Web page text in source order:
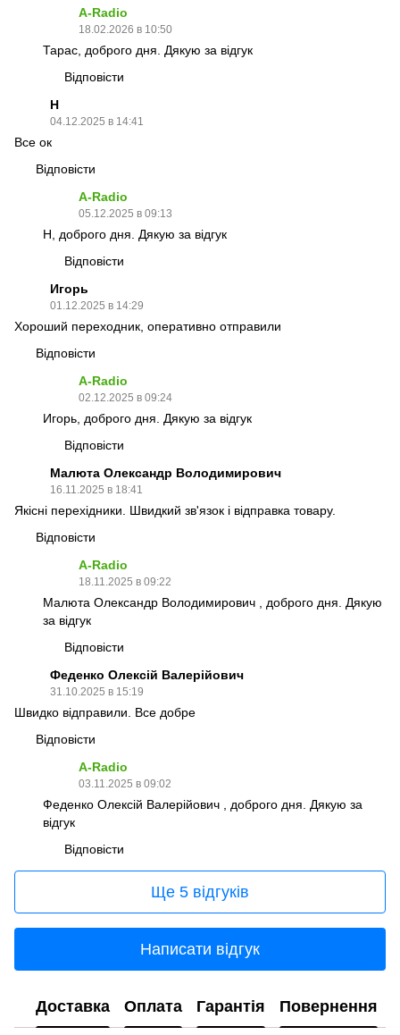
A-Radio
18.02.2026 в 10:50
Тарас, доброго дня. Дякую за відгук
Відповісти
H
04.12.2025 в 14:41
Все ок
Відповісти
A-Radio
05.12.2025 в 09:13
H, доброго дня. Дякую за відгук
Відповісти
Игорь
01.12.2025 в 14:29
Хороший переходник, оперативно отправили
Відповісти
A-Radio
02.12.2025 в 09:24
Игорь, доброго дня. Дякую за відгук
Відповісти
Малюта Олександр Володимирович
16.11.2025 в 18:41
Якісні перехідники. Швидкий зв'язок і відправка товару.
Відповісти
A-Radio
18.11.2025 в 09:22
Малюта Олександр Володимирович , доброго дня. Дякую
за відгук
Відповісти
Феденко Олексій Валерійович
31.10.2025 в 15:19
Швидко відправили. Все добре
Відповісти
A-Radio
03.11.2025 в 09:02
Феденко Олексій Валерійович , доброго дня. Дякую за
відгук
Відповісти
Ще 5 відгуків
Написати відгук
Доставка Оплата Гарантія Повернення